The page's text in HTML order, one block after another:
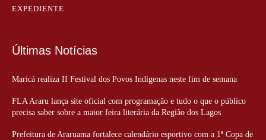
EXPEDIENTE
Últimas Notícias
Maricá realiza II Festival dos Povos Indígenas neste fim de semana
FLA Araru lança site oficial com programação e tudo o que o público
precisa saber sobre a maior feira literária da Região dos Lagos
Prefeitura de Araruama fortalece calendário esportivo com a 1ª Copa de